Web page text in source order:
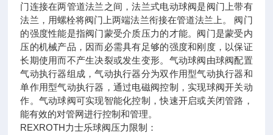
门连接在两管道法兰之间，法兰式电动球阀是阀门上带有
法兰，用螺栓将阀门上两端法兰衔接在管道法兰上。 阀门
的强度性能是指阀门蒙受介质压力的才能。阀门是蒙受内
压的机械产品，因而必需具有足够的强度和刚度，以保证
长期使用而不产生决裂或发生变形。气动球阀由球阀配置
气动执行器组成，气动执行器分为双作用型气动执行器和
单作用型气动执行器，通过电磁阀控制，实现球阀开关动
作。气动球阀可实现智能化控制，快速开启或关闭管路，
能有效的对管网进行控制和管理。
REXROTH力士乐球阀压力限制：